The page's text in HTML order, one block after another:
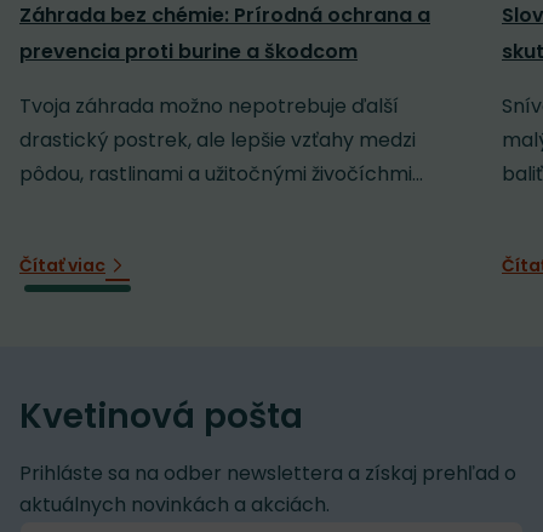
Záhrada bez chémie: Prírodná ochrana a
prevencia proti burine a škodcom
Tvoja záhrada možno nepotrebuje ďalší
drastický postrek, ale lepšie vzťahy medzi
pôdou, rastlinami a užitočnými živočíchmi...
Čítať viac
Kvetinová pošta
Prihláste sa na odber newslettera a získaj prehľad o
aktuálnych novinkách a akciách.